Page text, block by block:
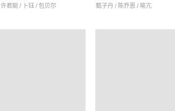
许君聪 / 卜钰 / 包贝尔 甄子丹 / 陈乔恩 / 喻亢